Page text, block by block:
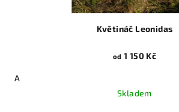
Květináč Leonidas
od 1 150 Kč
A
Skladem